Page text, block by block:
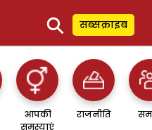
⚲ सब्सक्राइब
आपकी
समस्याएं
राजनीति